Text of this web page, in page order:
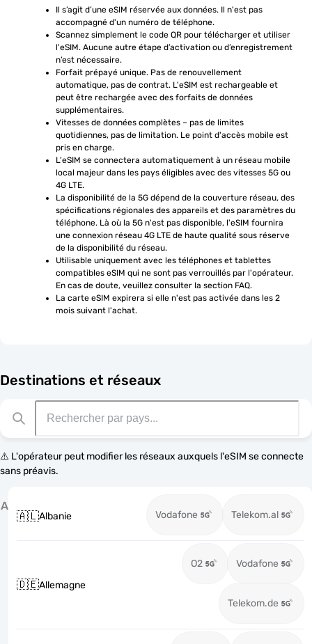
Il s’agit d’une eSIM réservée aux données. Il n'est pas
accompagné d'un numéro de téléphone.
Scannez simplement le code QR pour télécharger et utiliser
l'eSIM. Aucune autre étape d’activation ou d’enregistrement
n’est nécessaire.
Forfait prépayé unique. Pas de renouvellement
automatique, pas de contrat. L'eSIM est rechargeable et
peut être rechargée avec des forfaits de données
supplémentaires.
Vitesses de données complètes – pas de limites
quotidiennes, pas de limitation. Le point d'accès mobile est
pris en charge.
L'eSIM se connectera automatiquement à un réseau mobile
local majeur dans les pays éligibles avec des vitesses 5G ou
4G LTE.
La disponibilité de la 5G dépend de la couverture réseau, des
spécifications régionales des appareils et des paramètres du
téléphone. Là où la 5G n'est pas disponible, l'eSIM fournira
une connexion réseau 4G LTE de haute qualité sous réserve
de la disponibilité du réseau.
Utilisable uniquement avec les téléphones et tablettes
compatibles eSIM qui ne sont pas verrouillés par l'opérateur.
En cas de doute, veuillez consulter la section FAQ.
La carte eSIM expirera si elle n'est pas activée dans les 2
mois suivant l'achat.
Destinations et réseaux
⚠️ L'opérateur peut modifier les réseaux auxquels l'eSIM se connecte
sans préavis.
A
🇦🇱Albanie Vodafone Telekom.al
🇩🇪Allemagne
O2 Vodafone
Telekom.de